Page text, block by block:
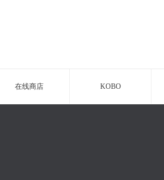
在线商店 KOBO